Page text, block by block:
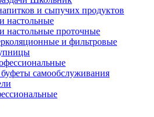
и сыпучих продуктов
настольные
настольные проточные
и фильтровые
самообслуживания